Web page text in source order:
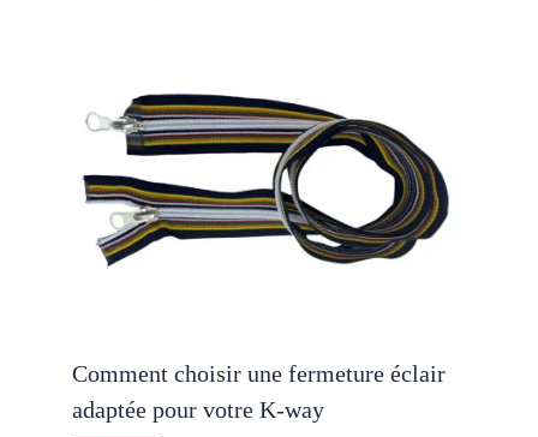
Comment choisir une fermeture éclair
adaptée pour votre K-way